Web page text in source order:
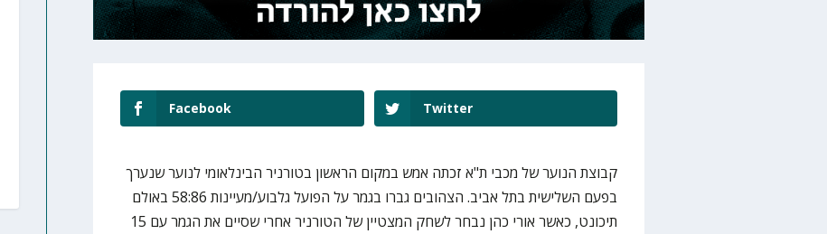
Facebook Twitter
קבוצת הנוער של מכבי ת"א זכתה אמש במקום הראשון בטורניר הבינלאומי לנוער שנערך
בפעם השלישית בתל אביב. הצהובים גברו בגמר על הפועל גלבוע/מעיינות 58:86 באולם
תיכונט, כאשר אורי כהן נבחר לשחק המצטיין של הטורניר אחרי שסיים את הגמר עם 15